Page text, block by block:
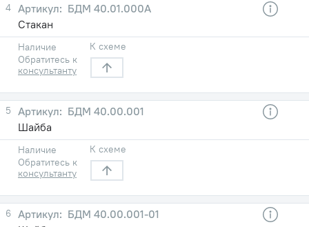
4
БДМ 40.01.000A
Стакан
Наличие
Обратитесь к
консультанту
К схеме
5
БДМ 40.00.001
Шайба
Наличие
Обратитесь к
консультанту
К схеме
6
БДМ 40.00.001-01